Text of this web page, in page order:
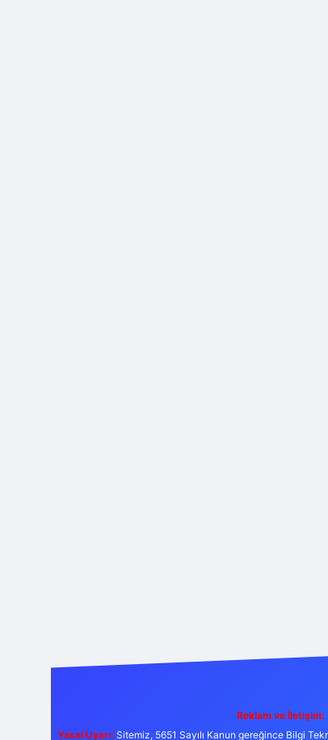
Reklam ve İletişim:
Yasal Uyarı: Sitemiz, 5651 Sayılı Kanun gereğince Bilgi